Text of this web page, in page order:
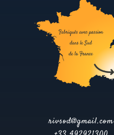
rivsod@gmail.com